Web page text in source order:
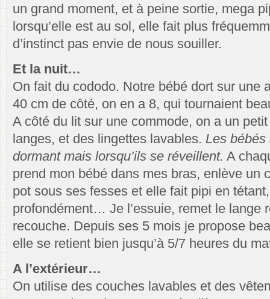
un grand moment, et à peine sortie, mega
lorsqu’elle est au sol, elle fait plus
d’instinct pas envie de nous souiller.
Et la nuit…
On fait du cododo. Notre bébé dort sur une
40 cm de côté, on en a 8, qui tournaient
A côté du lit sur une commode, on a un
langes, et des lingettes lavables. Les bébés
dormant mais lorsqu’ils se réveillent. A
prend mon bébé dans mes bras, enlève un
pot sous ses fesses et elle fait pipi en
profondément… Je l’essuie, remet le lange
recouche. Depuis ses 5 mois je propose
elle se retient bien jusqu’à 5/7 heures du
A l’extérieur…
On utilise des couches lavables et des